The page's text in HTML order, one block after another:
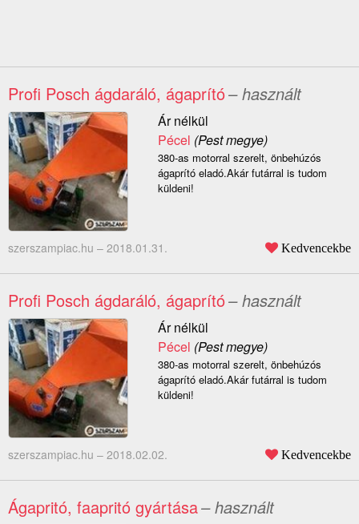
Profi Posch ágdaráló, ágaprító– használt
Ár nélkül
Pécel (Pest megye)
380-as motorral szerelt, önbehúzós
ágaprító eladó.Akár futárral is tudom
küldeni!
szerszampiac.hu – 2018.01.31. Kedvencekbe
Profi Posch ágdaráló, ágaprító– használt
Ár nélkül
Pécel (Pest megye)
380-as motorral szerelt, önbehúzós
ágaprító eladó.Akár futárral is tudom
küldeni!
szerszampiac.hu – 2018.02.02. Kedvencekbe
Ágapritó, faapritó gyártása– használt